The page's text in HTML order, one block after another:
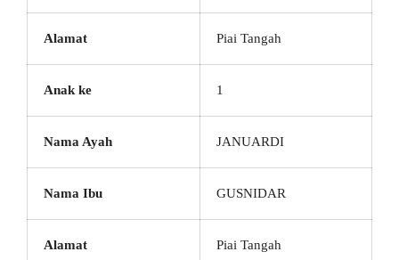
Alamat Piai Tangah
Anak ke 1
Nama Ayah JANUARDI
Nama Ibu GUSNIDAR
Alamat Piai Tangah